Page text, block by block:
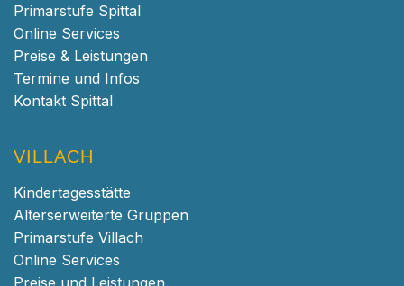
Primarstufe Spittal
Online Services
Preise & Leistungen
Termine und Infos
Kontakt Spittal
VILLACH
Kindertagesstätte
Alterserweiterte Gruppen
Primarstufe Villach
Online Services
Preise und Leistungen